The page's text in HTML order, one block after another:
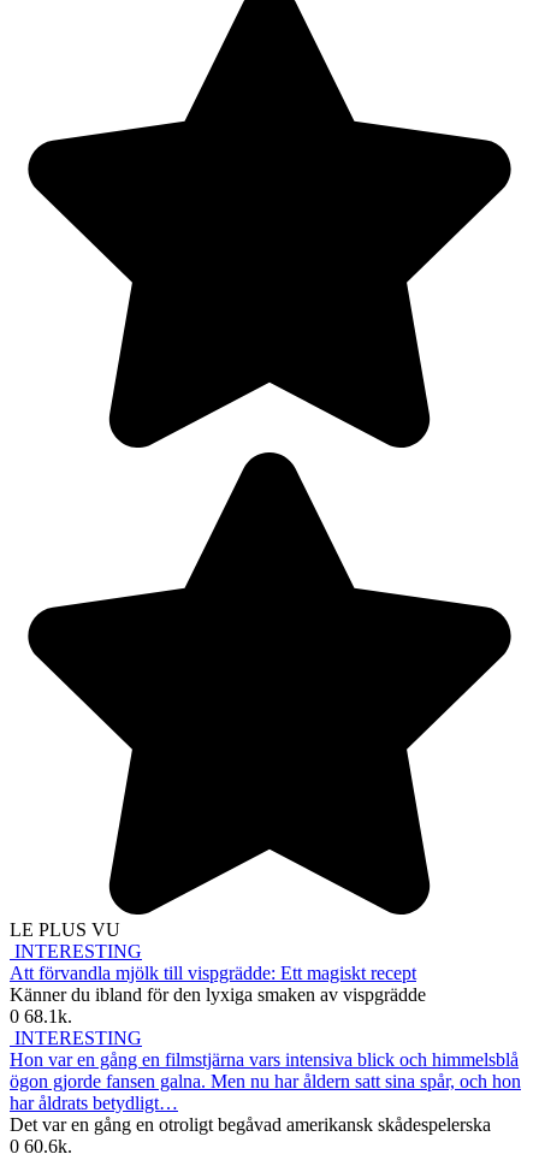
LE PLUS VU
INTERESTING
Att förvandla mjölk till vispgrädde: Ett magiskt recept
Känner du ibland för den lyxiga smaken av vispgrädde
0 68.1k.
INTERESTING
Hon var en gång en filmstjärna vars intensiva blick och himmelsblå
ögon gjorde fansen galna. Men nu har åldern satt sina spår, och hon
har åldrats betydligt…
Det var en gång en otroligt begåvad amerikansk skådespelerska
0 60.6k.